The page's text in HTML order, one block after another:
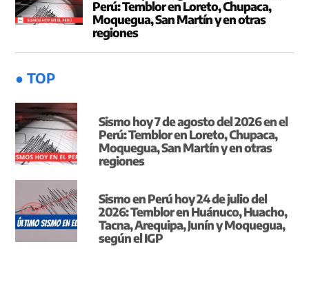
Perú: Temblor en Loreto, Chupaca,
Moquegua, San Martín y en otras
regiones
● TOP
Sismo hoy 7 de agosto del 2026 en el
Perú: Temblor en Loreto, Chupaca,
Moquegua, San Martín y en otras
regiones
Sismo en Perú hoy 24 de julio del
2026: Temblor en Huánuco, Huacho,
Tacna, Arequipa, Junín y Moquegua,
según el IGP